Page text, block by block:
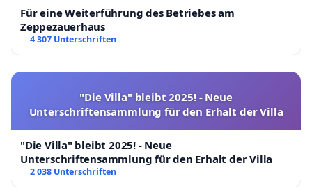
Für eine Weiterführung des Betriebes am
Zeppezauerhaus
4 307 Unterschriften
"Die Villa" bleibt 2025! - Neue
Unterschriftensammlung für den Erhalt der Villa
"Die Villa" bleibt 2025! - Neue
Unterschriftensammlung für den Erhalt der Villa
2 038 Unterschriften